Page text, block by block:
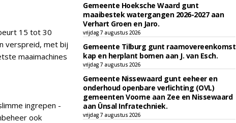
15 tot 30
verspreid, met bij
maaimachines
ingrepen -
ook
Gemeente Hoeksche Waard gunt
maaibestek watergangen 2026-2027 aan
Verhart Groen en Jaro.
vrijdag 7 augustus 2026
Gemeente Tilburg gunt raamovereenkomst
kap en herplant bomen aan J. van Esch.
vrijdag 7 augustus 2026
Gemeente Nissewaard gunt eeheer en
onderhoud openbare verlichting (OVL)
gemeenten Voorne aan Zee en Nissewaard
aan Ünsal Infratechniek.
vrijdag 7 augustus 2026